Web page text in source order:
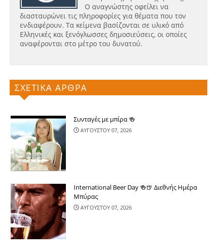
Ο αναγνώστης οφείλει να
διασταυρώνει τις πληροφορίες για θέματα που τον
ενδιαφέρουν. Τα κείμενα βασίζονται σε υλικό από
Ελληνικές και ξενόγλωσσες δημοσιεύσεις, οι οποίες
αναφέρονται στο μέτρο του δυνατού.
ΣΧΕΤΙΚΑ ΑΡΘΡΑ
Συνταγές με μπίρα 🍻
ΑΥΓΟΥΣΤΟΥ 07, 2026
International Beer Day 🍻🍺 Διεθνής Ημέρα
Μπύρας
ΑΥΓΟΥΣΤΟΥ 07, 2026